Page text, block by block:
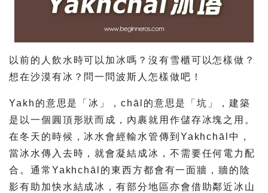
以前的人飲水時可以加冰嗎？沒有雪櫃可以怎樣做？
想在沙漠有冰？問一問波斯人怎樣做吧！
Yakh的意思是「冰」，chāl的意思是「坑」，建築
是以一個圓頂形狀而成，內裹就用作儲存冰塊之用。
在冬天的時候，冰水會經輸水管傳到Yakhchāl中，
當冰水傳入去時，就會凝結成冰，不需要任何電力配
合。通常Yakhchāl的東西方都會有一面牆，牆的陰
影有助加快水結成冰，有部分地區亦會借助鄰近冰山